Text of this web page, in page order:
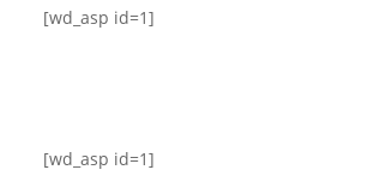
[wd_asp id=1]
[wd_asp id=1]